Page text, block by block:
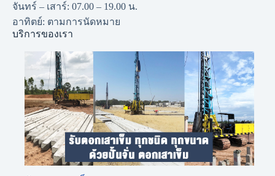
จันทร์ – เสาร์: 07.00 – 19.00 น.
อาทิตย์: ตามการนัดหมาย
บริการของเรา